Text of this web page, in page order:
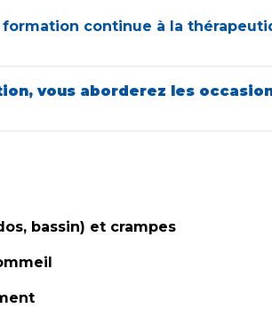
formation continue à la
vous aborderez les
bassin) et crampes